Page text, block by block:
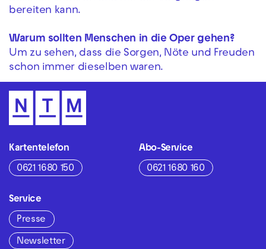
bereiten kann.
Warum sollten Menschen in die Oper gehen?
Um zu sehen, dass die Sorgen, Nöte und Freuden
schon immer dieselben waren.
Kartentelefon
0621 1680 150
Abo-Service
0621 1680 160
Service
Presse
Newsletter